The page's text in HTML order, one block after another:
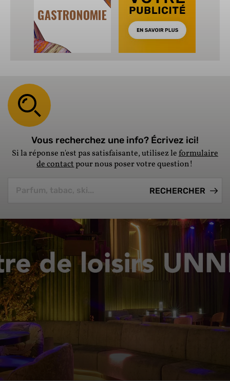
Vous recherchez une info? Écrivez ici!
Si la réponse n'est pas satisfaisante, utilisez leformulaire
de contactpour nous poser votre question!